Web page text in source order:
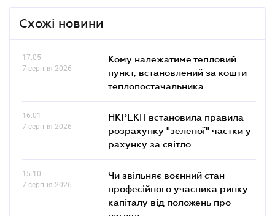
Схожі новини
17.05
7 серпня 2026
Кому належатиме тепловий
пункт, встановлений за кошти
теплопостачальника
16.01
7 серпня 2026
НКРЕКП встановила правила
розрахунку "зеленої" частки у
рахунку за світло
15.10
7 серпня 2026
Чи звільняє воєнний стан
професійного учасника ринку
капіталу від положень про